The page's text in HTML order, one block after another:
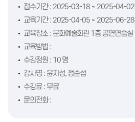
접수기간 : 2025-03-18 ~ 2025-04-02
교육기간 : 2025-04-05 ~ 2025-06-28
교육장소 : 문화예술회관 1층 공연연습실
교육방법 :
수강정원 : 10 명
강사명 : 윤지성, 정순섭
수강료 : 무료
문의전화 :